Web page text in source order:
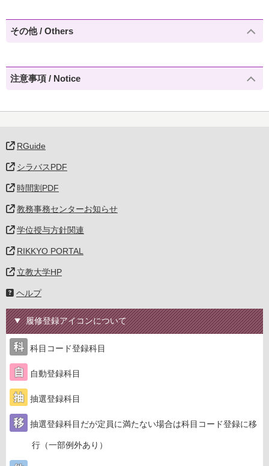
その他 / Others
注意事項 / Notice
RGuide
シラバスPDF
時間割PDF
教務事務センターお知らせ
学位授与方針関連
RIKKYO PORTAL
立教大学HP
ヘルプ
履修登録アイコンについて
科目コード登録科目
自動登録科目
抽選登録科目
抽選登録科目だが定員に満たない場合は科目コード登録に移
行（一部例外あり）